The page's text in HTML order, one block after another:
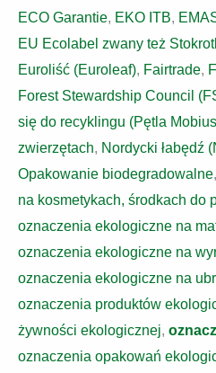
ECO Garantie, EKO ITB,
EU Ecolabel zwany też
Euroliść (Euroleaf), Fairtrade,
Forest Stewardship Council
się do recyklingu (Pętla
zwierzętach, Nordycki łabędź
Opakowanie biodegradowalne,
na kosmetykach, środkach do
oznaczenia ekologiczne na
oznaczenia ekologiczne na
oznaczenia ekologiczne na
oznaczenia produktów
żywności ekologicznej,
oznaczenia opakowań